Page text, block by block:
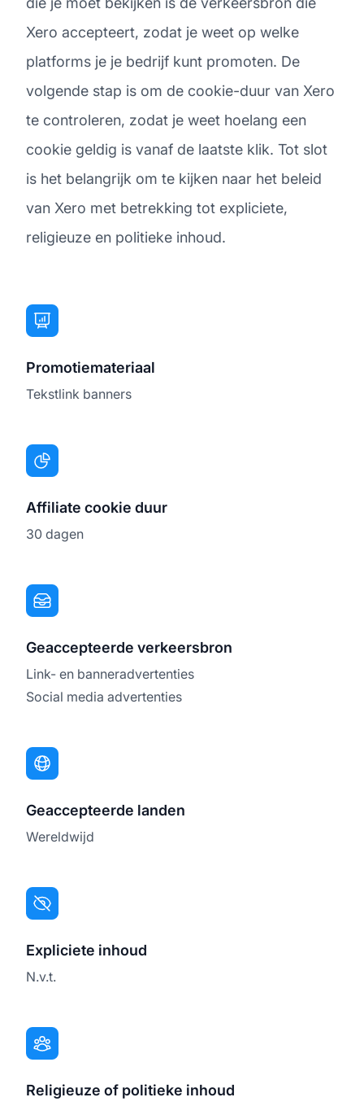
Xero accepteert, zodat je weet op welke
platforms je je bedrijf kunt promoten. De
volgende stap is om de cookie-duur van Xero
te controleren, zodat je weet hoelang een
cookie geldig is vanaf de laatste klik. Tot slot
is het belangrijk om te kijken naar het beleid
van Xero met betrekking tot expliciete,
religieuze en politieke inhoud.
Promotiemateriaal
Tekstlink banners
Affiliate cookie duur
30 dagen
Geaccepteerde verkeersbron
Link- en banneradvertenties
Social media advertenties
Geaccepteerde landen
Wereldwijd
Expliciete inhoud
N.v.t.
Religieuze of politieke inhoud